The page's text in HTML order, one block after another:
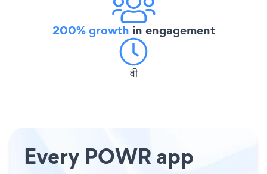
200% growth in engagement
वी
Every POWR app